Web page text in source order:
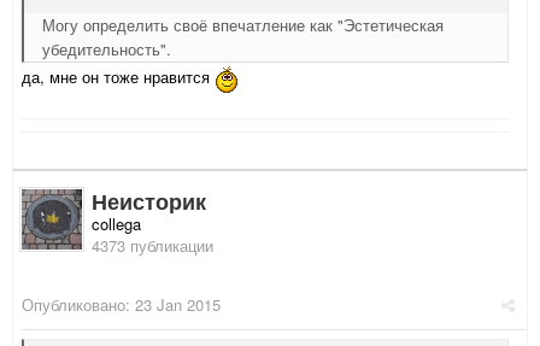
Могу определить своё впечатление как "Эстетическая
убедительность".
да, мне он тоже нравится
Неисторик
collega
4373 публикации
Опубликовано: 23 Jan 2015